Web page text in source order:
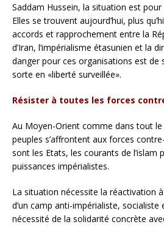
Saddam Hussein, la situation est
Elles se trouvent aujourd’hui, plus
accords et rapprochement entre la
d’Iran, l’impérialisme étasunien et la
danger pour ces organisations est de
sorte en «liberté surveillée».
Résister à toutes les forces
Au Moyen-Orient comme dans tout
peuples s’affrontent aux forces
sont les Etats, les courants de l’islam
puissances impérialistes.
La situation nécessite la réactivation
d’un camp anti-impérialiste, socialiste
nécessité de la solidarité concrète